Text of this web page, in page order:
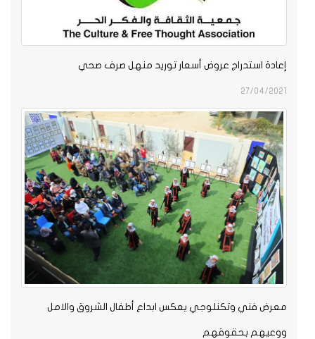
إعادة استدراج عروض أسعار توريد منهل صرف صحي
27/04/2021
معرض فني وتكنلوجي يعكس ابداع أطفال الشروق والامل
ووعيهم بحقوقهم